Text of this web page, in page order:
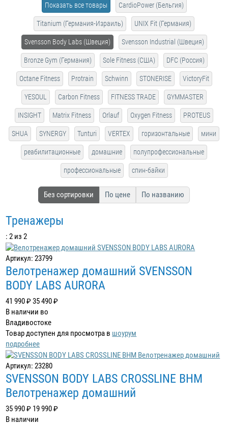
Показать все товары CardioPower (Бельгия)
Titanium (Германия-Израиль) UNIX Fit (Германия)
Svensson Body Labs (Швеция) Svensson Industrial (Швеция)
Bronze Gym (Германия) Sole Fitness (США) DFC (Россия)
Octane Fitness Protrain Schwinn STONERISE VictoryFit
YESOUL Carbon Fitness FITNESS TRADE GYMMASTER
INSIGHT Matrix Fitness Orlauf Oxygen Fitness PROTEUS
SHUA SYNERGY Tunturi VERTEX горизонтальные мини
реабилитационные домашние полупрофессиональные
профессиональные спин-байки
Без сортировки По цене По названию
Тренажеры
: 2 из 2
Артикул: 23799
Велотренажер домашний SVENSSON
BODY LABS AURORA
41 990 ₽ 35 490 ₽
В наличии во
Владивостоке
Товар доступен для просмотра в шоурум
подробнее
Артикул: 23280
SVENSSON BODY LABS CROSSLINE BHM
Велотренажер домашний
35 990 ₽ 19 990 ₽
В наличии